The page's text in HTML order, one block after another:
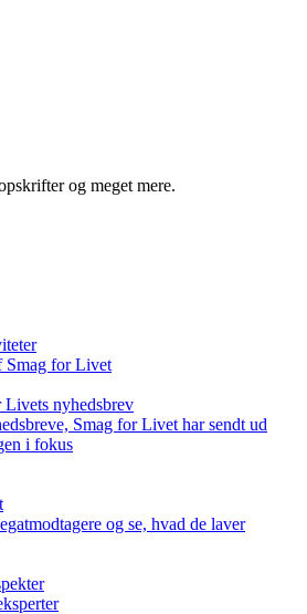
og meget mere.
Smag for Livet
nyhedsbrev
Smag for Livet har sendt ud
i fokus
og se, hvad de laver